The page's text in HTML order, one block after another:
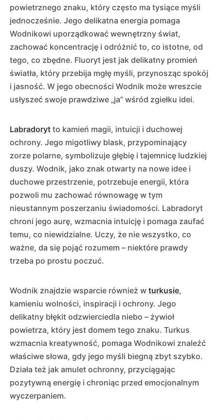
powietrznego znaku, który często ma tysiące myśli
jednocześnie. Jego delikatna energia pomaga
Wodnikowi uporządkować wewnętrzny świat,
zachować koncentrację i odróżnić to, co istotne, od
tego, co zbędne. Fluoryt jest jak delikatny promień
światła, który przebija mgłę myśli, przynosząc spokój
i jasność. W jego obecności Wodnik może wreszcie
usłyszeć swoje prawdziwe „ja” wśród zgiełku idei.
Labradoryt to kamień magii, intuicji i duchowej
ochrony. Jego migotliwy blask, przypominający
zorze polarne, symbolizuje głębię i tajemnicę ludzkiej
duszy. Wodnik, jako znak otwarty na nowe idee i
duchowe przestrzenie, potrzebuje energii, która
pozwoli mu zachować równowagę w tym
nieustannym poszerzaniu świadomości. Labradoryt
chroni jego aurę, wzmacnia intuicję i pomaga zaufać
temu, co niewidzialne. Uczy, że nie wszystko, co
ważne, da się pojąć rozumem – niektóre prawdy
trzeba po prostu poczuć.
Wodnik znajdzie wsparcie również w turkusie,
kamieniu wolności, inspiracji i ochrony. Jego
delikatny błękit odzwierciedla niebo – żywioł
powietrza, który jest domem tego znaku. Turkus
wzmacnia kreatywność, pomaga Wodnikowi znaleźć
właściwe słowa, gdy jego myśli biegną zbyt szybko.
Działa też jak amulet ochronny, przyciągając
pozytywną energię i chroniąc przed emocjonalnym
wyczerpaniem.